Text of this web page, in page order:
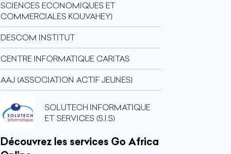
SCIENCES ECONOMIQUES ET
COMMERCIALES KOUVAHEY)
DESCOM INSTITUT
CENTRE INFORMATIQUE CARITAS
AAJ (ASSOCIATION ACTIF JEUNES)
SOLUTECH INFORMATIQUE
ET SERVICES (S.I.S)
Découvrez les services Go Africa